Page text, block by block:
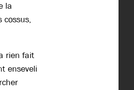
la
cossus,
rien fait
enseveli